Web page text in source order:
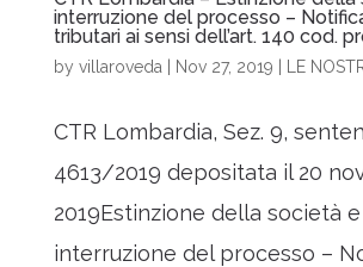
interruzione del processo –
tributari ai sensi dell’art. 140 cod.
by villaroveda Nov 27, 2019 LE
CTR Lombardia, Sez. 9,
4613/2019 depositata il 20
2019Estinzione della società e
interruzione del processo –